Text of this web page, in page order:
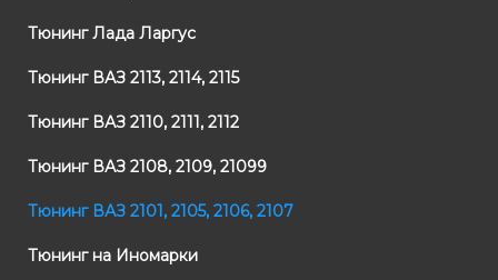
Тюнинг Лада Ларгус
Тюнинг ВАЗ 2113, 2114, 2115
Тюнинг ВАЗ 2110, 2111, 2112
Тюнинг ВАЗ 2108, 2109, 21099
Тюнинг ВАЗ 2101, 2105, 2106, 2107
Тюнинг на Иномарки